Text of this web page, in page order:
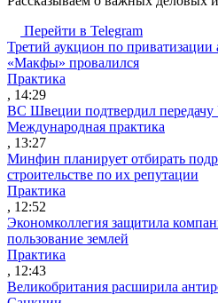
Перейти в Telegram
Третий аукцион по приватизации
«Макфы» провалился
Практика
, 14:29
ВС Швеции подтвердил передачу
Международная практика
, 13:27
Минфин планирует отбирать
строительстве по их репутации
Практика
, 12:52
Экономколлегия защитила
пользование землей
Практика
, 12:43
Великобритания расширила